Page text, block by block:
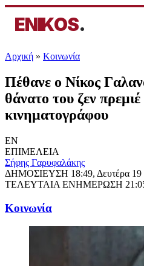
ENIKOS.
Αρχική » Κοινωνία
Πέθανε ο Νίκος
θάνατο του ζεν
κινηματογράφου
EN
ΕΠΙΜΕΛΕΙΑ
Σήφης Γαρυφαλάκης
ΔΗΜΟΣΙΕΥΣΗ 18:49, Δευτέρα
ΤΕΛΕΥΤΑΙΑ ΕΝΗΜΕΡΩΣΗ
Κοινωνία